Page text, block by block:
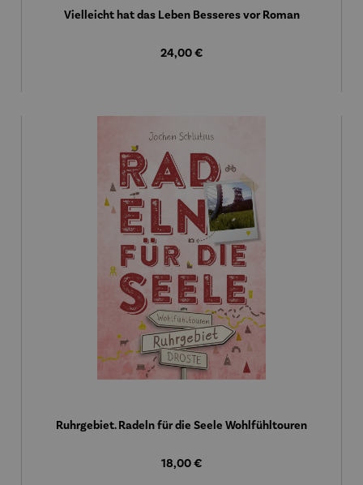
Vielleicht hat das Leben Besseres vor Roman
Regulärer Preis:
24,00 €
Ruhrgebiet. Radeln für die Seele Wohlfühltouren
Regulärer Preis:
18,00 €